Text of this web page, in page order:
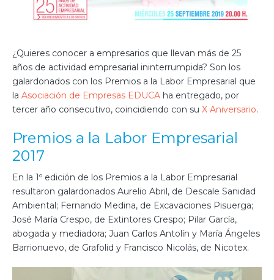
¿Quieres conocer a empresarios que llevan más de 25
años de actividad empresarial ininterrumpida? Son los
galardonados con los Premios a la Labor Empresarial que
la Asociación de Empresas EDUCA ha entregado, por
tercer año consecutivo, coincidiendo con su X Aniversario.
Premios a la Labor Empresarial
2017
En la 1º edición de los Premios a la Labor Empresarial
resultaron galardonados Aurelio Abril, de Descale Sanidad
Ambiental; Fernando Medina, de Excavaciones Pisuerga;
José María Crespo, de Extintores Crespo; Pilar García,
abogada y mediadora; Juan Carlos Antolín y María Ángeles
Barrionuevo, de Grafolid y Francisco Nicolás, de Nicotex.